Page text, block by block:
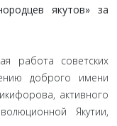
якутов» за
работа советских
доброго имени
активного
Якутии,